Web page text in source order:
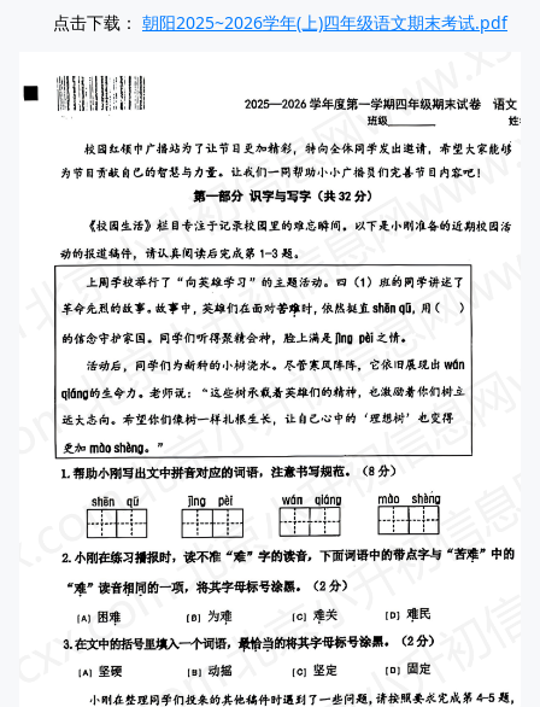
点击下载： 朝阳2025~2026学年(上)四年级语文期末考试.pdf